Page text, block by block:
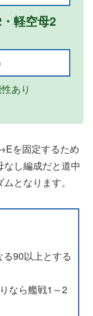
軽空母2
あり
を固定するため
し編成だと道中
となります。
90以上とする
なら艦戦1～2